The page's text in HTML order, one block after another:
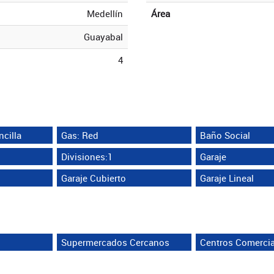
Medellín
Guayabal
4
Área
Gas: Red
Baño Social
Divisiones:1
Garaje
Garaje Cubierto
Garaje Lineal
Supermercados Cercanos Centros